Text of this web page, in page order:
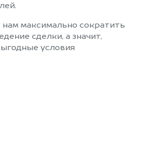
нам максимально сократить
сделки, а значит,
условия